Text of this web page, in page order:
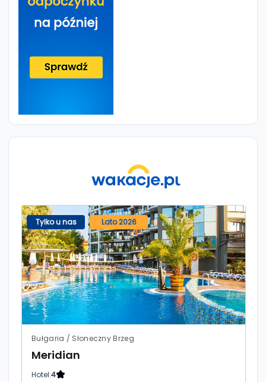
Tylko u nas Lato 2026
Bułgaria / Słoneczny Brzeg
Meridian
Hotel:4